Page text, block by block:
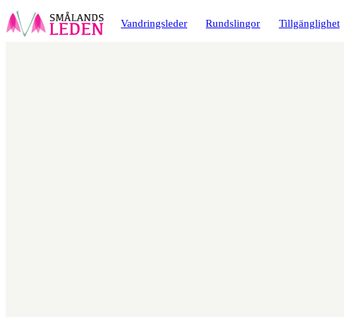
Vandringsleder Rundslingor Tillgänglighet